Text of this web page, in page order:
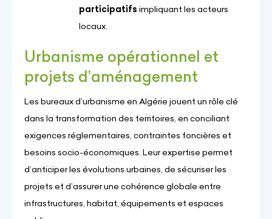
participatifs impliquant les acteurs
locaux.
Urbanisme opérationnel et
projets d’aménagement
Les bureaux d’urbanisme en Algérie jouent un rôle clé
dans la transformation des territoires, en conciliant
exigences réglementaires, contraintes foncières et
besoins socio-économiques. Leur expertise permet
d’anticiper les évolutions urbaines, de sécuriser les
projets et d’assurer une cohérence globale entre
infrastructures, habitat, équipements et espaces